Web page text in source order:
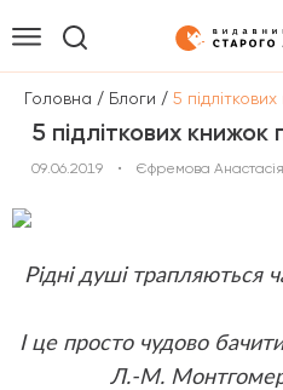
Головна / Блоги / 5
5 підліткових
09.06.2019 • Єфремова Анастасія
Рідні душі трапляються
І це просто чудово
Л.-М.